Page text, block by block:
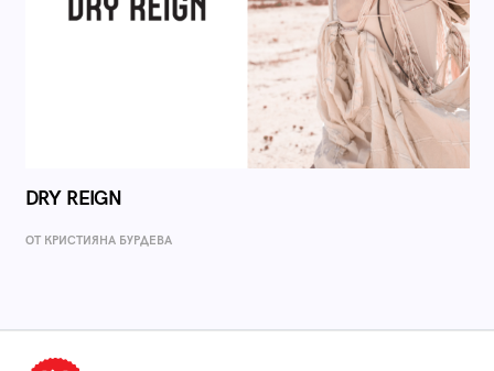
DRY REIGN
ОТ КРИСТИЯНА БУРДЕВА